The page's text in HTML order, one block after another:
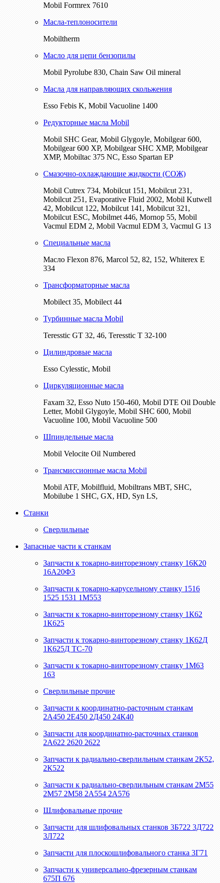
Mobil Formrex 7610
Масла-теплоносители
Mobiltherm
Масло для цепи бензопилы
Mobil Pyrolube 830, Chain Saw Oil mineral
Масла для направляющих скольжения
Esso Febis K, Mobil Vacuoline 1400
Редукторные масла Mobil
Mobil SHC Gear, Mobil Glygoyle, Mobilgear 600,
Mobilgear 600 XP, Mobilgear SHC XMP, Mobilgear
XМP, Mobiltac 375 NC, Esso Spartan EP
Смазочно-охлаждающие жидкости (СОЖ)
Mobil Cutrex 734, Mobilcut 151, Mobilcut 231,
Mobilcut 251, Evaporative Fluid 2002, Mobil Kutwell
42, Mobilcut 122, Mobilcut 141, Mobilcut 321,
Mobilcut ESC, Mobilmet 446, Mornop 55, Mobil
Vacmul EDM 2, Mobil Vacmul EDM 3, Vacmul G 13
Специальные масла
Масло Flexon 876, Marcol 52, 82, 152, Whiterex E
334
Трансформаторные масла
Mobilect 35, Mobilect 44
Турбинные масла Mobil
Teresstic GT 32, 46, Teresstic T 32-100
Цилиндровые масла
Esso Cylesstic, Mobil
Циркуляционные масла
Faxam 32, Esso Nuto 150-460, Mobil DTE Oil Double
Letter, Mobil Glygoyle, Mobil SHC 600, Mobil
Vacuoline 100, Mobil Vacuoline 500
Шпиндельные масла
Mobil Velocite Oil Numbered
Трансмиссионные масла Mobil
Mobil ATF, Mobilfluid, Mobiltrans MBT, SHC,
Mobilube 1 SHC, GX, HD, Syn LS,
Станки
Сверлильные
Запасные части к станкам
Запчасти к токарно-винторезному станку 16К20
16А20Ф3
Запчасти к токарно-карусельному станку 1516
1525 1531 1М553
Запчасти к токарно-винторезному станку 1К62
1К625
Запчасти к токарно-винторезному станку 1К62Д
1К625Д ТС-70
Запчасти к токарно-винторезному станку 1М63
163
Сверлильные прочие
Запчасти к координатно-расточным станкам
2А450 2Е450 2Д450 24К40
Запчасти для координатно-расточных станков
2А622 2620 2622
Запчасти к радиально-сверлильным станкам 2К52,
2К522
Запчасти к радиально-сверлильным станкам 2М55
2М57 2М58 2А554 2А576
Шлифовальные прочие
Запчасти для шлифовальных станков 3Б722 3Д722
3Л722
Запчасти для плоскошлифовального станка 3Г71
Запчасти к универсально-фрезерным станкам
675П 676